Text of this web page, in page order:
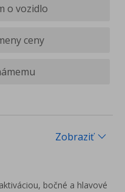
o vozidlo
ceny
Zobraziť
bočné a hlavové